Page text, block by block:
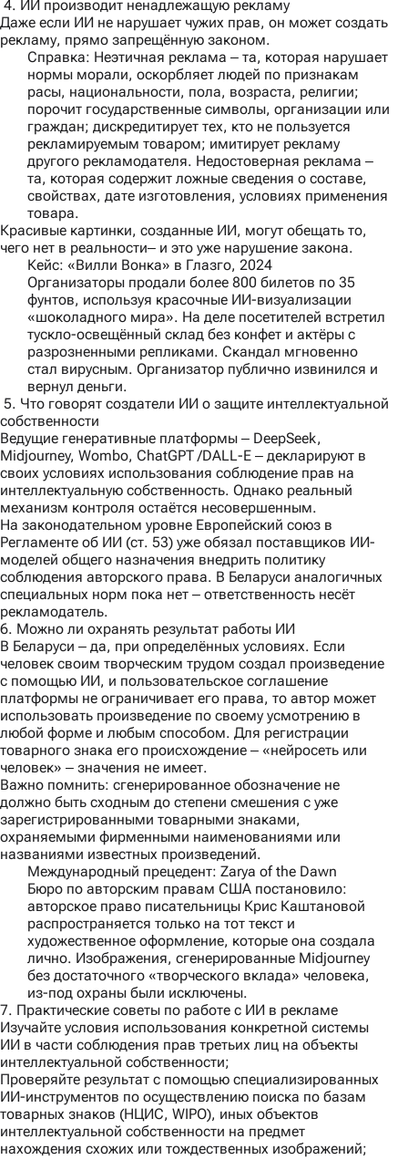
4. ИИ производит ненадлежащую рекламу
Даже если ИИ не нарушает чужих прав, он может создать
рекламу, прямо запрещённую законом.
Справка: Неэтичная реклама ‒ та, которая нарушает
нормы морали, оскорбляет людей по признакам
расы, национальности, пола, возраста, религии;
порочит государственные символы, организации или
граждан; дискредитирует тех, кто не пользуется
рекламируемым товаром; имитирует рекламу
другого рекламодателя. Недостоверная реклама ‒
та, которая содержит ложные сведения о составе,
свойствах, дате изготовления, условиях применения
товара.
Красивые картинки, созданные ИИ, могут обещать то,
чего нет в реальности‒ и это уже нарушение закона.
Кейс: «Вилли Вонка» в Глазго, 2024
Организаторы продали более 800 билетов по 35
фунтов, используя красочные ИИ-визуализации
«шоколадного мира». На деле посетителей встретил
тускло-освещённый склад без конфет и актёры с
разрозненными репликами. Скандал мгновенно
стал вирусным. Организатор публично извинился и
вернул деньги.
5. Что говорят создатели ИИ о защите интеллектуальной
собственности
Ведущие генеративные платформы ‒ DeepSeek,
Midjourney, Wombo, ChatGPT /DALL-E ‒ декларируют в
своих условиях использования соблюдение прав на
интеллектуальную собственность. Однако реальный
механизм контроля остаётся несовершенным.
На законодательном уровне Европейский союз в
Регламенте об ИИ (ст. 53) уже обязал поставщиков ИИ-
моделей общего назначения внедрить политику
соблюдения авторского права. В Беларуси аналогичных
специальных норм пока нет ‒ ответственность несёт
рекламодатель.
6. Можно ли охранять результат работы ИИ
В Беларуси ‒ да, при определённых условиях. Если
человек своим творческим трудом создал произведение
с помощью ИИ, и пользовательское соглашение
платформы не ограничивает его права, то автор может
использовать произведение по своему усмотрению в
любой форме и любым способом. Для регистрации
товарного знака его происхождение ‒ «нейросеть или
человек» ‒ значения не имеет.
Важно помнить: сгенерированное обозначение не
должно быть сходным до степени смешения с уже
зарегистрированными товарными знаками,
охраняемыми фирменными наименованиями или
названиями известных произведений.
Международный прецедент: Zarya of the Dawn
Бюро по авторским правам США постановило:
авторское право писательницы Крис Каштановой
распространяется только на тот текст и
художественное оформление, которые она создала
лично. Изображения, сгенерированные Midjourney
без достаточного «творческого вклада» человека,
из-под охраны были исключены.
7. Практические советы по работе с ИИ в рекламе
Изучайте условия использования конкретной системы
ИИ в части соблюдения прав третьих лиц на объекты
интеллектуальной собственности;
Проверяйте результат с помощью специализированных
ИИ-инструментов по осуществлению поиска по базам
товарных знаков (НЦИС, WIPO), иных объектов
интеллектуальной собственности на предмет
нахождения схожих или тождественных изображений;